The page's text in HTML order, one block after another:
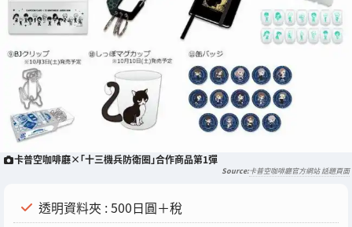
卡普空咖啡廳×「十三機兵防衛圈」合作商品第1彈
卡普空咖啡廳官方網站 話題頁面
透明資料夾 : 500日圓＋稅